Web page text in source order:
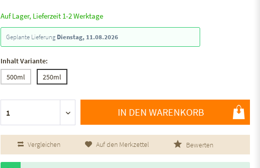
Auf Lager, Lieferzeit 1-2 Werktage
Geplante Lieferung Dienstag, 11.08.2026
Inhalt Variante:
500ml
250ml
IN DEN WARENKORB
Vergleichen Auf den Merkzettel Bewerten